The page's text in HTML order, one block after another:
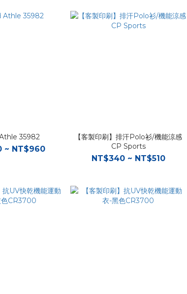
35982
~ NT$960
【客製印刷】排汗Polo衫/機能涼感
CP Sports
NT$340 ~ NT$510